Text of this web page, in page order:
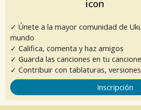
✓ Únete a la mayor comunidad de
mundo
✓ Califica, comenta y haz amigos
✓ Guarda las canciones en tu
✓ Contribuir con tablaturas,
Inscripción